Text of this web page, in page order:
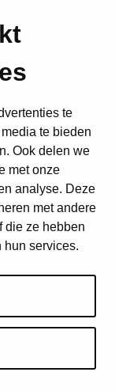
te
te bieden
Ook delen we
met onze
analyse. Deze
met andere
die ze hebben
hun services.